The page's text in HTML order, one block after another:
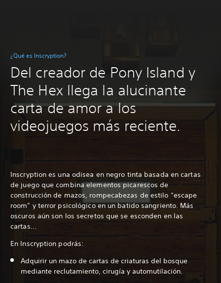
¿Qué es Inscryption?
Del creador de Pony Island y
The Hex llega la alucinante
carta de amor a los
videojuegos más reciente.
Inscryption es una odisea en negro tinta basada en cartas
de juego que combina elementos picarescos de
construcción de mazos, rompecabezas de estilo “escape
room” y terror psicológico en un batido sangriento. Más
oscuros aún son los secretos que se esconden en las
cartas...
En Inscryption podrás:
Adquirir un mazo de cartas de criaturas del bosque
mediante reclutamiento, cirugía y automutilación.